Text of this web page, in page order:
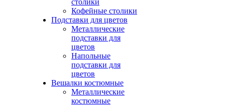
столики
Кофейные столики
Подставки для цветов
Металлические
подставки для
цветов
Напольные
подставки для
цветов
Вешалки костюмные
Металлические
костюмные